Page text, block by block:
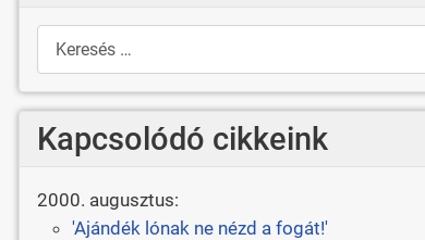
Keresés
Kapcsolódó cikkeink
2000. augusztus:
'Ajándék lónak ne nézd a fogát!'